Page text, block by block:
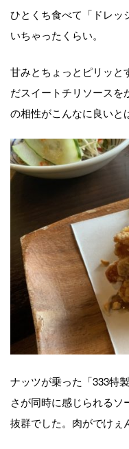
ひとくち食べて「ドレッ
いちゃったくらい。
甘みとちょっとピリッと
だスイートチリソースを
の相性がこんなに良いと
ナッツが乗った「333特
さが同時に感じられるソ
抜群でした。肉がでけぇ